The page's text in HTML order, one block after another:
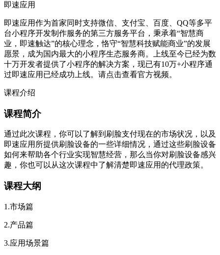
即速应用
即速应用作为首家同时支持微信、支付宝、百度、QQ等多平
台小程序开发制作服务的第三方服务平台，秉承着“智慧商
业，即速触达”的核心理念，恪守“智慧科技赋能商业”的发展
愿景，成为国内最大的小程序生态服务商。上线至今已经为数
十万开发者提供了小程序的解决方案，现已有10万+小程序通
过即速应用已经成功上线。请点击查看官方视频。
课程介绍
课程简介
通过此次课程，你可以了解到刷脸支付现在的市场状况，以及
即速应用所提供刷脸设备的一些详细情况，通过这些刷脸设备
如何来帮助各个行业实现智慧经营，那么当你对刷脸设备感兴
趣，你也可以从这次课程中了解清楚即速应用的代理政策。
课程大纲
1.市场篇
2.产品篇
3.应用场景篇